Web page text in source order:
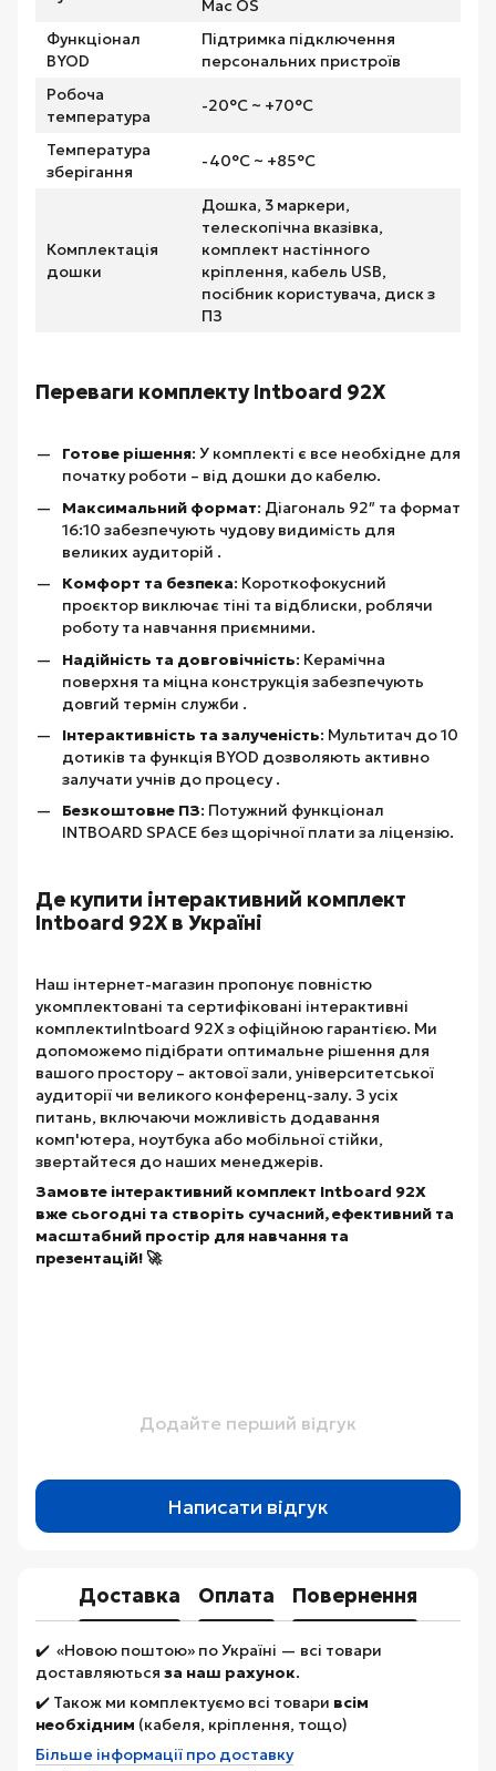
Mac OS
Функціонал
BYOD
Підтримка підключення
персональних пристроїв
Робоча
температура
-20°C ~ +70°C
Температура
зберігання
-40°C ~ +85°C
Комплектація
дошки
Дошка, 3 маркери,
телескопічна вказівка,
комплект настінного
кріплення, кабель USB,
посібник користувача, диск з
ПЗ
Переваги комплекту Intboard 92X
Готове рішення: У комплекті є все необхідне для
початку роботи – від дошки до кабелю.
Максимальний формат: Діагональ 92″ та формат
16:10 забезпечують чудову видимість для
великих аудиторій .
Комфорт та безпека: Короткофокусний
проєктор виключає тіні та відблиски, роблячи
роботу та навчання приємними.
Надійність та довговічність: Керамічна
поверхня та міцна конструкція забезпечують
довгий термін служби .
Інтерактивність та залученість: Мультитач до 10
дотиків та функція BYOD дозволяють активно
залучати учнів до процесу .
Безкоштовне ПЗ: Потужний функціонал
INTBOARD SPACE без щорічної плати за ліцензію.
Де купити інтерактивний комплект
Intboard 92X в Україні
Наш інтернет-магазин пропонує повністю
укомплектовані та сертифіковані інтерактивні
комплектиIntboard 92X з офіційною гарантією. Ми
допоможемо підібрати оптимальне рішення для
вашого простору – актової зали, університетської
аудиторії чи великого конференц-залу. З усіх
питань, включаючи можливість додавання
комп'ютера, ноутбука або мобільної стійки,
звертайтеся до наших менеджерів.
Замовте інтерактивний комплект Intboard 92X
вже сьогодні та створіть сучасний, ефективний та
масштабний простір для навчання та
презентацій! 🚀
Додайте перший відгук
Написати відгук
Доставка Оплата Повернення
✔️ «Новою поштою» по Україні — всі товари
доставляються за наш рахунок.
✔️ Також ми комплектуємо всі товари всім
необхідним (кабеля, кріплення, тощо)
Більше інформації про доставку